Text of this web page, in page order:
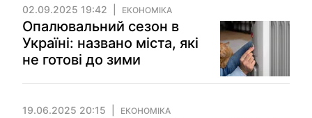
02.09.2025 19:42 ЕКОНОМІКА
Опалювальний сезон в
Україні: названо міста, які
не готові до зими
19.06.2025 20:15 ЕКОНОМІКА